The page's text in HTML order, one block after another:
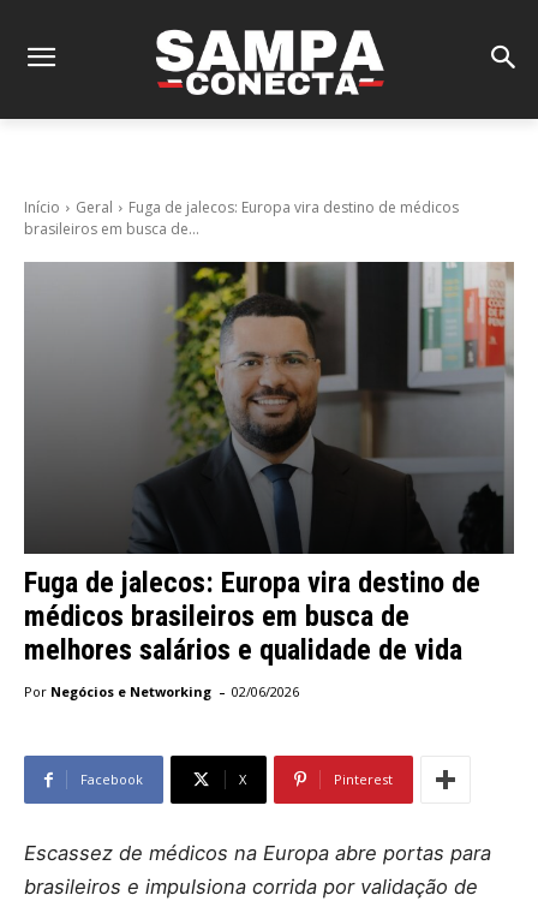
Início Geral
Fuga de jalecos: Europa vira destino de médicos
brasileiros em busca de...
Fuga de jalecos: Europa vira destino de
médicos brasileiros em busca de
melhores salários e qualidade de vida
Por Negócios e Networking - 02/06/2026
Facebook X Pinterest
Escassez de médicos na Europa abre portas para
brasileiros e impulsiona corrida por validação de